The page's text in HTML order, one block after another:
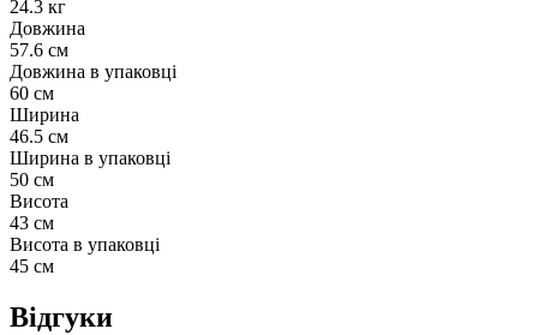
24.3 кг
Довжина
57.6 см
Довжина в упаковці
60 см
Ширина
46.5 см
Ширина в упаковці
50 см
Висота
43 см
Висота в упаковці
45 см
Відгуки